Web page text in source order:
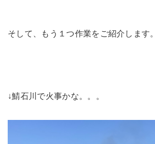
そして、もう１つ作業をご紹介します。
↓鯖石川で火事かな。。。